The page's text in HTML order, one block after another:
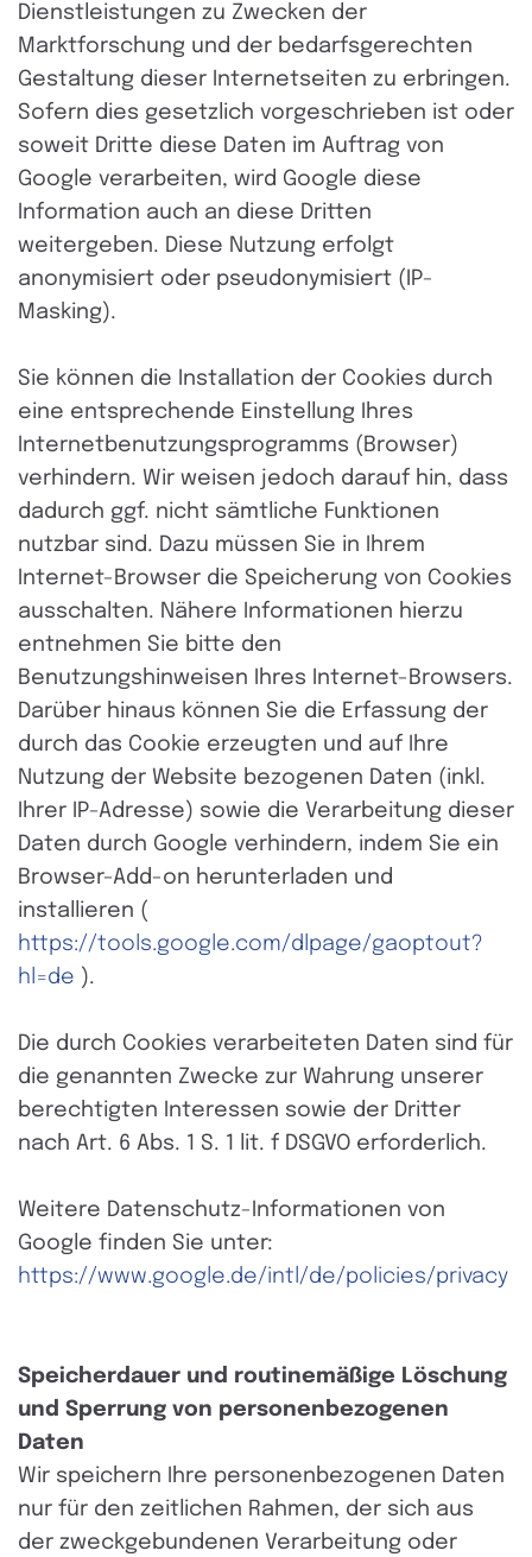
Dienstleistungen zu Zwecken der
Marktforschung und der bedarfsgerechten
Gestaltung dieser Internetseiten zu erbringen.
Sofern dies gesetzlich vorgeschrieben ist oder
soweit Dritte diese Daten im Auftrag von
Google verarbeiten, wird Google diese
Information auch an diese Dritten
weitergeben. Diese Nutzung erfolgt
anonymisiert oder pseudonymisiert (IP-
Masking).
Sie können die Installation der Cookies durch
eine entsprechende Einstellung Ihres
Internetbenutzungsprogramms (Browser)
verhindern. Wir weisen jedoch darauf hin, dass
dadurch ggf. nicht sämtliche Funktionen
nutzbar sind. Dazu müssen Sie in Ihrem
Internet-Browser die Speicherung von Cookies
ausschalten. Nähere Informationen hierzu
entnehmen Sie bitte den
Benutzungshinweisen Ihres Internet-Browsers.
Darüber hinaus können Sie die Erfassung der
durch das Cookie erzeugten und auf Ihre
Nutzung der Website bezogenen Daten (inkl.
Ihrer IP-Adresse) sowie die Verarbeitung dieser
Daten durch Google verhindern, indem Sie ein
Browser-Add-on herunterladen und
installieren (
https://tools.google.com/dlpage/gaoptout?
hl=de ).
Die durch Cookies verarbeiteten Daten sind für
die genannten Zwecke zur Wahrung unserer
berechtigten Interessen sowie der Dritter
nach Art. 6 Abs. 1 S. 1 lit. f DSGVO erforderlich.
Weitere Datenschutz-Informationen von
Google finden Sie unter:
https://www.google.de/intl/de/policies/privacy
Speicherdauer und routinemäßige Löschung
und Sperrung von personenbezogenen
Daten
Wir speichern Ihre personenbezogenen Daten
nur für den zeitlichen Rahmen, der sich aus
der zweckgebundenen Verarbeitung oder